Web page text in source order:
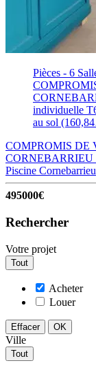
Pièces - 6
individuelle
au sol
COMPROMIS DE
CORNEBARRIEU
Piscine Cornebarrieu
495000€
Rechercher
Votre projet
Tout
Acheter
Louer
Effacer OK
Ville
Tout